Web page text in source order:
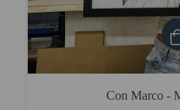
Con Marco -